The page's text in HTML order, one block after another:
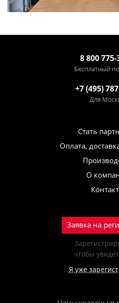
8 800 775-
Бесплатный
+7 (495)
Для
Стать
Оплата,
О
Заявка на
чтобы
Я уже